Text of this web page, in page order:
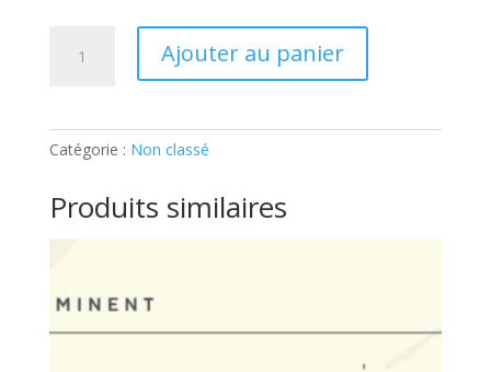
VOYAGE
AUSTRALIE:
Ticket
Ajouter au panier
Catégorie : Non classé
Produits similaires